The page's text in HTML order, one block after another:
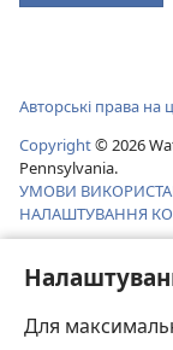
Для
Авторські права на
Copyright©2026
Pennsylvania.
УМОВИ
НАЛАШТУВАННЯ